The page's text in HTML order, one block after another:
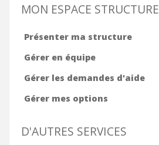
MON ESPACE STRUCTURE
Présenter ma structure
Gérer en équipe
Gérer les demandes d'aide
Gérer mes options
D'AUTRES SERVICES